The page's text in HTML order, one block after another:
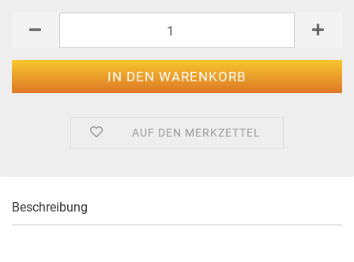
AUF DEN MERKZETTEL
Beschreibung